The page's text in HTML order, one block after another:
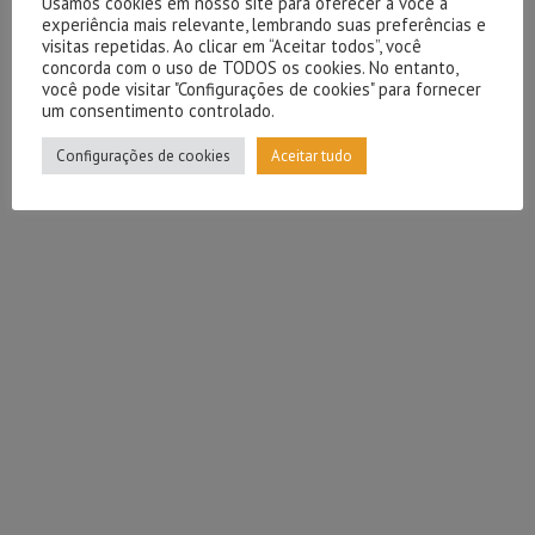
experiência mais relevante, lembrando suas preferências e
visitas repetidas. Ao clicar em “Aceitar todos”, você
concorda com o uso de TODOS os cookies. No entanto,
você pode visitar "Configurações de cookies" para fornecer
um consentimento controlado.
Configurações de cookies Aceitar tudo